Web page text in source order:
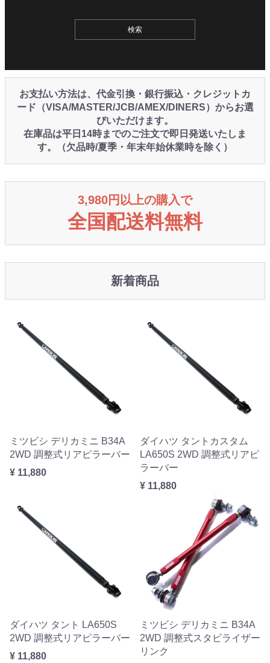
お支払い方法は、代金引換・銀行振込・クレジットカ
ード（VISA/MASTER/JCB/AMEX/DINERS）からお選
びいただけます。
在庫品は平日14時までのご注文で即日発送いたしま
す。（欠品時/夏季・年末年始休業時を除く）
3,980円以上の購入で
全国配送料無料
新着商品
ミツビシ デリカミニ B34A
2WD 調整式リアピラーバー
¥ 11,880
ダイハツ タントカスタム
LA650S 2WD 調整式リアピ
ラーバー
¥ 11,880
ダイハツ タント LA650S
2WD 調整式リアピラーバー
¥ 11,880
ミツビシ デリカミニ B34A
2WD 調整式スタビライザー
リンク